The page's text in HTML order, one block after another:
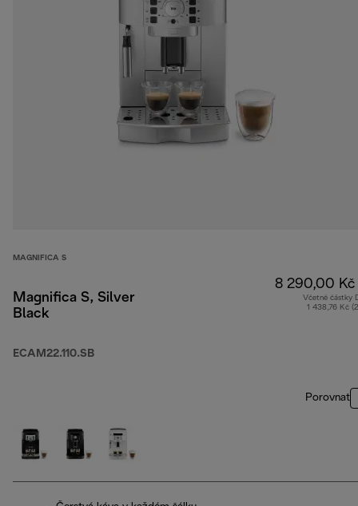
MAGNIFICA S
Magnifica S, Silver
Black
ECAM22.110.SB
8 290,00 Kč
Včetně částky
1 438,76 Kč
Porovnat